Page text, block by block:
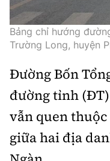
Nhà thầu
Mời thầu - Đấu thầu
Thi viết về GTVT
Gương sáng giao
Âm nhạc
Hậu trường sao
360 độ thể thao
Sản phẩm mới
Thế giới
Thời sự Quốc tế
Hồ sơ tài liệu
Thế giới giao thông
Thế giới xây dựng
Đi ++
Du lịch
Khám phá
Lối sống
Video
Thời sự
Khám phá
Bảng chỉ hướng
Trường Long, huyện
Đường Bốn
đường tỉnh
vẫn quen
giữa hai địa